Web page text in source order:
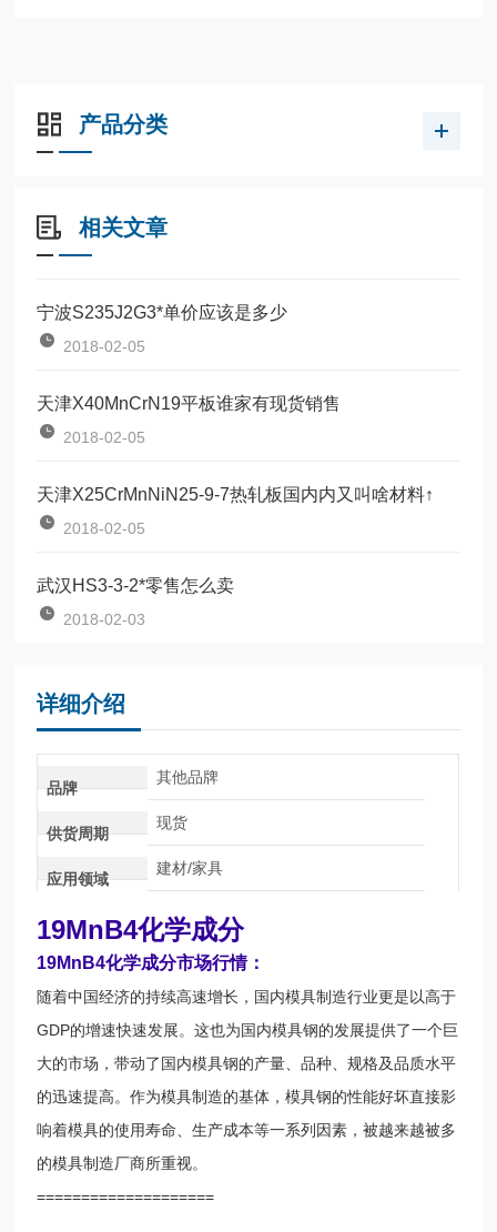
产品分类
相关文章
宁波S235J2G3*单价应该是多少
2018-02-05
天津X40MnCrN19平板谁家有现货销售
2018-02-05
天津X25CrMnNiN25-9-7热轧板国内内又叫啥材料↑
2018-02-05
武汉HS3-3-2*零售怎么卖
2018-02-03
详细介绍
品牌
其他品牌
供货周期
现货
应用领域
建材/家具
19MnB4化学成分
19MnB4化学成分市场行情：
随着中国经济的持续高速增长，国内模具制造行业更是以高于
GDP的增速快速发展。这也为国内模具钢的发展提供了一个巨
大的市场，带动了国内模具钢的产量、品种、规格及品质水平
的迅速提高。作为模具制造的基体，模具钢的性能好坏直接影
响着模具的使用寿命、生产成本等一系列因素，被越来越被多
的模具制造厂商所重视。
====================